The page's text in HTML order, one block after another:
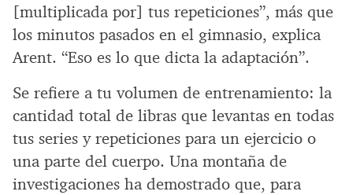
[multiplicada por] tus repeticiones”, más que
los minutos pasados en el gimnasio, explica
Arent. “Eso es lo que dicta la adaptación”.
Se refiere a tu volumen de entrenamiento: la
cantidad total de libras que levantas en todas
tus series y repeticiones para un ejercicio o
una parte del cuerpo. Una montaña de
investigaciones ha demostrado que, para